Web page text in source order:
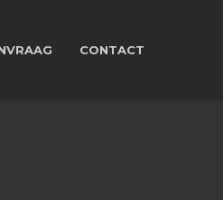
CONTACT